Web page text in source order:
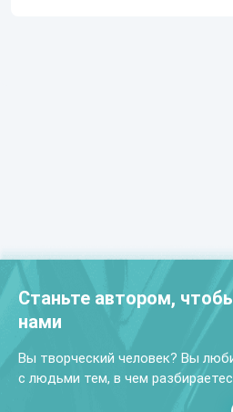
Станьте автором,
нами
Вы творческий человек? Вы
с людьми тем, в чем